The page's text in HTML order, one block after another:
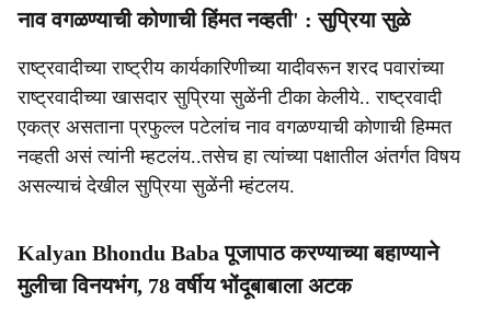
नाव वगळण्याची कोणाची हिंमत नव्हती' : सुप्रिया सुळे
राष्ट्रवादीच्या राष्ट्रीय कार्यकारिणीच्या यादीवरून शरद पवारांच्या
राष्ट्रवादीच्या खासदार सुप्रिया सुळेंनी टीका केलीये.. राष्ट्रवादी
एकत्र असताना प्रफुल्ल पटेलांच नाव वगळण्याची कोणाची हिम्मत
नव्हती असं त्यांनी म्हटलंय..तसेच हा त्यांच्या पक्षातील अंतर्गत विषय
असल्याचं देखील सुप्रिया सुळेंनी म्हंटलय.
Kalyan Bhondu Baba पूजापाठ करण्याच्या बहाण्याने
मुलीचा विनयभंग, 78 वर्षीय भोंदूबाबाला अटक